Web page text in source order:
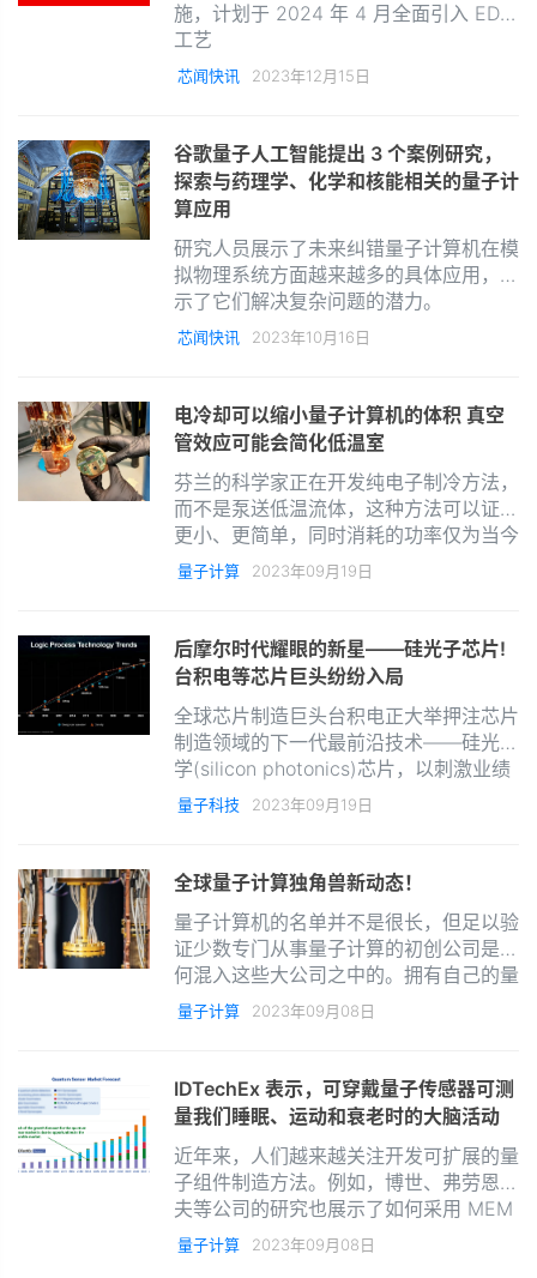
施，计划于 2024 年 4 月全面引入 EDS
工艺
芯闻快讯 2023年12月15日
谷歌量子人工智能提出 3 个案例研究，
探索与药理学、化学和核能相关的量子计
算应用
研究人员展示了未来纠错量子计算机在模
拟物理系统方面越来越多的具体应用，展
示了它们解决复杂问题的潜力。
芯闻快讯 2023年10月16日
电冷却可以缩小量子计算机的体积 真空
管效应可能会简化低温室
芬兰的科学家正在开发纯电子制冷方法，
而不是泵送低温流体，这种方法可以证明
更小、更简单，同时消耗的功率仅为当今
系统的十分之一。
量子计算 2023年09月19日
后摩尔时代耀眼的新星——硅光子芯片!
台积电等芯片巨头纷纷入局
全球芯片制造巨头台积电正大举押注芯片
制造领域的下一代最前沿技术——硅光子
学(silicon photonics)芯片，以刺激业绩
增长，并力争使ChatGPT等生成式人工
域。
量子科技 2023年09月19日
全球量子计算独角兽新动态！
量子计算机的名单并不是很长，但足以验
证少数专门从事量子计算的初创公司是如
何混入这些大公司之中的。拥有自己的量
子计算机的公司其中一些已经脱离了初始
量子计算 2023年09月08日
IDTechEx 表示，可穿戴量子传感器可测
量我们睡眠、运动和衰老时的大脑活动
近年来，人们越来越关注开发可扩展的量
子组件制造方法。例如，博世、弗劳恩霍
夫等公司的研究也展示了如何采用 MEM
制造技术来进一步优化蒸汽电池生产。未
量子计算 2023年09月08日